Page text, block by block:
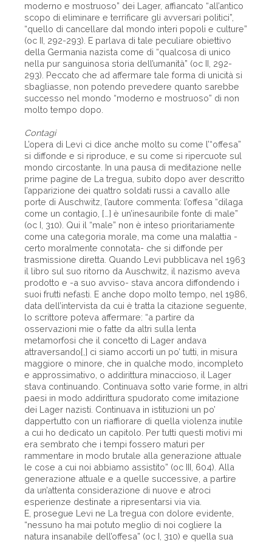
moderno e mostruoso” dei Lager, affiancato “all’antico
scopo di eliminare e terrificare gli avversari politici”,
“quello di cancellare dal mondo interi popoli e culture”
(oc II, 292-293). E parlava di tale peculiare obiettivo
della Germania nazista come di “qualcosa di unico
nella pur sanguinosa storia dell’umanità” (oc II, 292-
293). Peccato che ad affermare tale forma di unicità si
sbagliasse, non potendo prevedere quanto sarebbe
successo nel mondo “moderno e mostruoso” di non
molto tempo dopo.
Contagi
L’opera di Levi ci dice anche molto su come l’“offesa”
si diffonde e si riproduce, e su come si ripercuote sul
mondo circostante. In una pausa di meditazione nelle
prime pagine de La tregua, subito dopo aver descritto
l’apparizione dei quattro soldati russi a cavallo alle
porte di Auschwitz, l’autore commenta: l’offesa “dilaga
come un contagio, […] è un’inesauribile fonte di male”
(oc I, 310). Qui il “male” non è inteso prioritariamente
come una categoria morale, ma come una malattia -
certo moralmente connotata- che si diffonde per
trasmissione diretta. Quando Levi pubblicava nel 1963
il libro sul suo ritorno da Auschwitz, il nazismo aveva
prodotto e -a suo avviso- stava ancora diffondendo i
suoi frutti nefasti. E anche dopo molto tempo, nel 1986,
data dell’intervista da cui è tratta la citazione seguente,
lo scrittore poteva affermare: “a partire da
osservazioni mie o fatte da altri sulla lenta
metamorfosi che il concetto di Lager andava
attraversando[,] ci siamo accorti un po’ tutti, in misura
maggiore o minore, che in qualche modo, incompleto
e approssimativo, o addirittura minaccioso, il Lager
stava continuando. Continuava sotto varie forme, in altri
paesi in modo addirittura spudorato come imitazione
dei Lager nazisti. Continuava in istituzioni un po’
dappertutto con un riaffiorare di quella violenza inutile
a cui ho dedicato un capitolo. Per tutti questi motivi mi
era sembrato che i tempi fossero maturi per
rammentare in modo brutale alla generazione attuale
le cose a cui noi abbiamo assistito” (oc III, 604). Alla
generazione attuale e a quelle successive, a partire
da un’attenta considerazione di nuove e atroci
esperienze destinate a ripresentarsi via via.
E, prosegue Levi ne La tregua con dolore evidente,
“nessuno ha mai potuto meglio di noi cogliere la
natura insanabile dell’offesa” (oc I, 310) e quella sua